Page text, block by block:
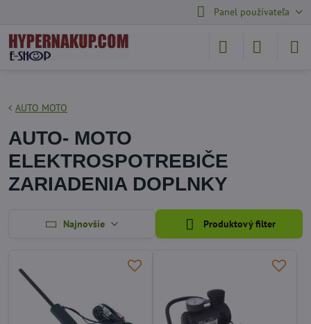
Panel používateľa
AUTO MOTO
AUTO- MOTO
ELEKTROSPOTREBIČE
ZARIADENIA DOPLNKY
Najnovšie Produktový filter